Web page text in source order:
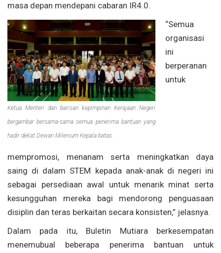
masa depan mendepani cabaran IR4.0.
Ketua Menteri dan barisan kepimpinan Kerajaan Negeri
bergambar bersama-sama semua penerima bantuan yang
hadir dekat Dewan Milenium Kepala batas.
“Semua
organisasi
ini
berperanan
untuk
mempromosi, menanam serta meningkatkan daya
saing di dalam STEM kepada anak-anak di negeri ini
sebagai persediaan awal untuk menarik minat serta
kesungguhan mereka bagi mendorong penguasaan
disiplin dan teras berkaitan secara konsisten,” jelasnya.
Dalam pada itu, Buletin Mutiara berkesempatan
menemubual beberapa penerima bantuan untuk